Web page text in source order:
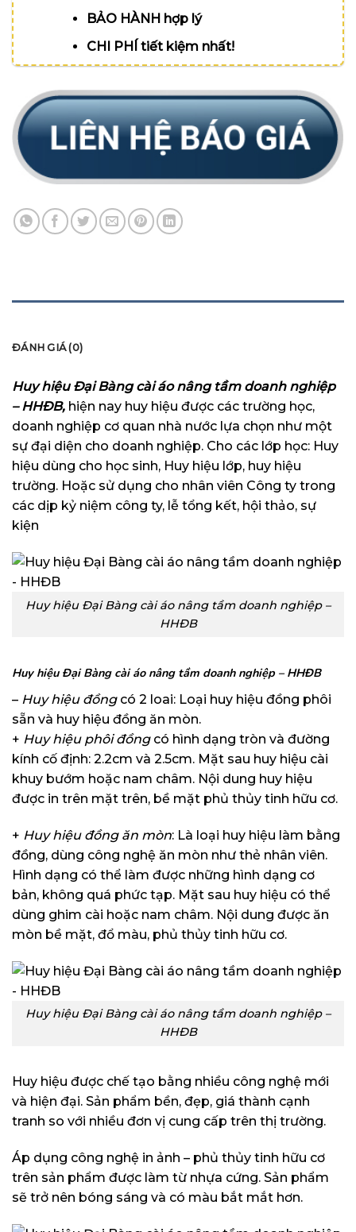
BẢO HÀNH hợp lý
CHI PHÍ tiết kiệm nhất!
ĐÁNH GIÁ (0)
Huy hiệu Đại Bàng cài áo nâng tầm doanh nghiệp
– HHĐB, hiện nay huy hiệu được các trường học,
doanh nghiệp cơ quan nhà nước lựa chọn như một
sự đại diện cho doanh nghiệp. Cho các lớp học: Huy
hiệu dùng cho học sinh, Huy hiệu lớp, huy hiệu
trường. Hoặc sử dụng cho nhân viên Công ty trong
các dịp kỷ niệm công ty, lễ tổng kết, hội thảo, sự
kiện
Huy hiệu Đại Bàng cài áo nâng tầm doanh nghiệp –
HHĐB
Huy hiệu Đại Bàng cài áo nâng tầm doanh nghiệp – HHĐB
– Huy hiệu đồngcó 2 loai: Loại huy hiệu đồng phôi
sẵn và huy hiệu đồng ăn mòn.
+ Huy hiệu phôi đồng có hình dạng tròn và đường
kính cố định: 2.2cm và 2.5cm. Mặt sau huy hiệu cài
khuy bướm hoặc nam châm. Nội dung huy hiệu
được in trên mặt trên, bề mặt phủ thủy tinh hữu cơ.
+ Huy hiệu đồng ăn mòn: Là loại huy hiệu làm bằng
đồng, dùng công nghệ ăn mòn như thẻ nhân viên.
Hình dạng có thể làm được những hình dạng cơ
bản, không quá phức tạp. Mặt sau huy hiệu có thể
dùng ghim cài hoặc nam châm. Nội dung được ăn
mòn bề mặt, đổ màu, phủ thủy tinh hữu cơ.
Huy hiệu Đại Bàng cài áo nâng tầm doanh nghiệp –
HHĐB
Huy hiệu được chế tạo bằng nhiều công nghệ mới
và hiện đại. Sản phẩm bền, đẹp, giá thành cạnh
tranh so với nhiều đơn vị cung cấp trên thị trường.
Áp dụng công nghệ in ảnh – phủ thủy tinh hữu cơ
trên sản phẩm được làm từ nhựa cứng. Sản phẩm
sẽ trở nên bóng sáng và có màu bắt mắt hơn.